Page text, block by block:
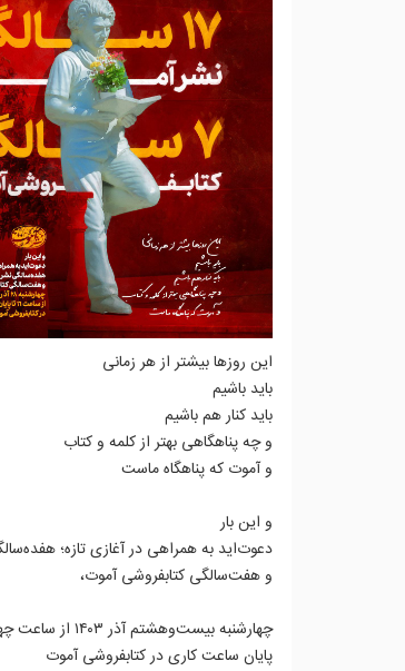
این روزها بیشتر از هر زمانی
باید باشیم
باید کنار هم باشیم
و چه پناهگاهی بهتر از کلمه و کتاب
و آموت که پناهگاه ماست
و این بار
دعوت‌اید به همراهی در آغازی تازه؛
و هفت‌سالگی کتابفروشی‌ آموت،
چهارشنبه بیست‌وهشتم
پایان ساعت کاری در کتابفروشی آموت